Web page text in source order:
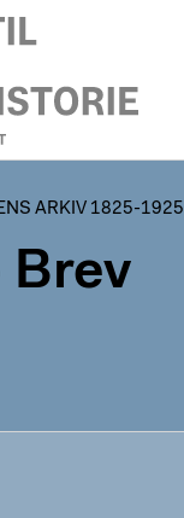
ARKIV 1825-1925
Brev